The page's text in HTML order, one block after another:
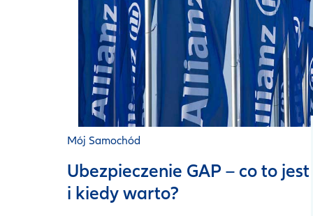
Mój Samochód
Ubezpieczenie GAP – co to jest
i kiedy warto?